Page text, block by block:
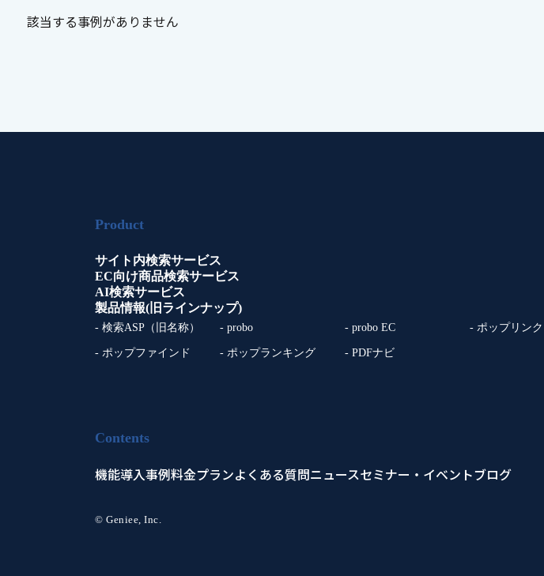
該当する事例がありません
Product
サイト内検索サービス
EC向け商品検索サービス
AI検索サービス
製品情報(旧ラインナップ)
- 検索ASP（旧名称） - probo - probo EC - ポップリンク
- ポップファインド - ポップランキング - PDFナビ
Contents
機能導入事例料金プランよくある質問ニュースセミナー・イベントブログ
© Geniee, Inc.